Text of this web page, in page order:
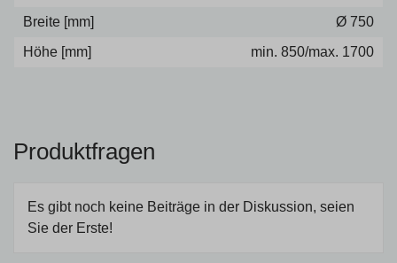
Breite [mm]
Ø 750
Höhe [mm]
min. 850/max. 1700
Produktfragen
Es gibt noch keine Beiträge in der Diskussion, seien
Sie der Erste!